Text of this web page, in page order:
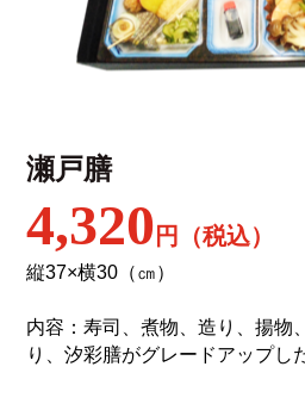
瀬戸膳
4,320 円（税込）
縦37×横30（㎝）
内容：寿司、煮物、造り、揚物
り、汐彩膳がグレードアップし